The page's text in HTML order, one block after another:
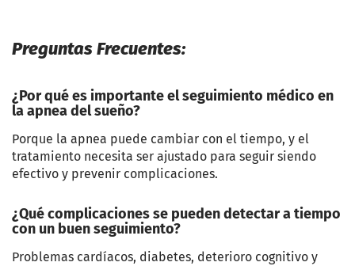
Preguntas Frecuentes:
¿Por qué es importante el seguimiento médico en
la apnea del sueño?
Porque la apnea puede cambiar con el tiempo, y el
tratamiento necesita ser ajustado para seguir siendo
efectivo y prevenir complicaciones.
¿Qué complicaciones se pueden detectar a tiempo
con un buen seguimiento?
Problemas cardíacos, diabetes, deterioro cognitivo y